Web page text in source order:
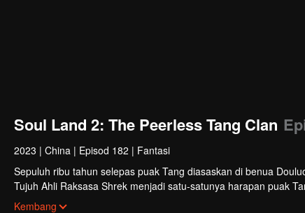
Soul Land 2: The Peerless Tang Clan
2023 | China | Episod 182 | Fantasi
Sepuluh ribu tahun selepas puak Tang diasaskan di benua
Tujuh Ahli Raksasa Shrek menjadi satu-satunya harapan puak
membawanya ke kegemilangan?
Kembang